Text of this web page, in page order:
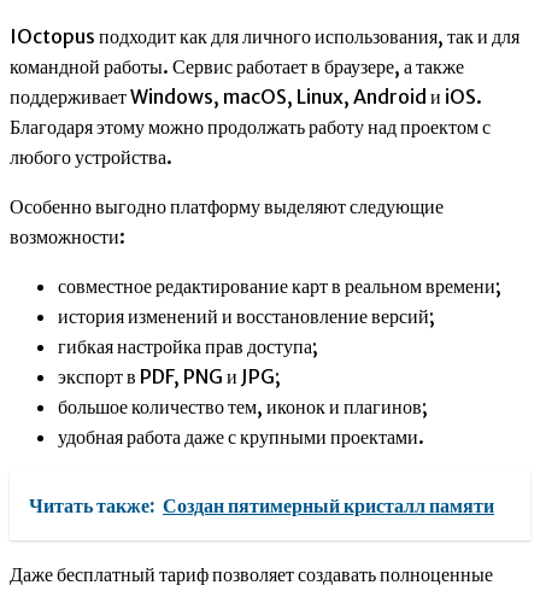
IOctopus подходит как для личного использования, так и для
командной работы. Сервис работает в браузере, а также
поддерживает Windows, macOS, Linux, Android и iOS.
Благодаря этому можно продолжать работу над проектом с
любого устройства.
Особенно выгодно платформу выделяют следующие
возможности:
совместное редактирование карт в реальном времени;
история изменений и восстановление версий;
гибкая настройка прав доступа;
экспорт в PDF, PNG и JPG;
большое количество тем, иконок и плагинов;
удобная работа даже с крупными проектами.
Читать также: Создан пятимерный кристалл памяти
Даже бесплатный тариф позволяет создавать полноценные